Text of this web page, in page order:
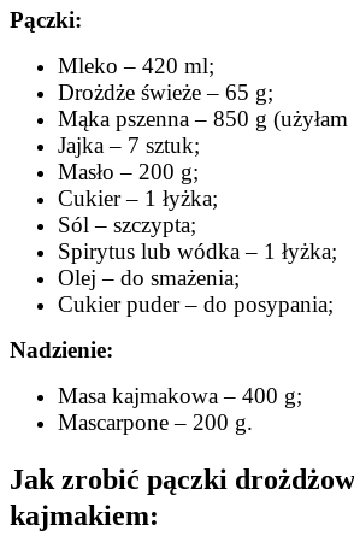
Pączki:
Mleko – 420 ml;
Drożdże świeże – 65 g;
Mąka pszenna – 850 g
Jajka – 7 sztuk;
Masło – 200 g;
Cukier – 1 łyżka;
Sól – szczypta;
Spirytus lub wódka – 1 łyżka;
Olej – do smażenia;
Cukier puder – do posypania;
Nadzienie:
Masa kajmakowa – 400 g;
Mascarpone – 200 g.
Jak zrobić pączki
kajmakiem: